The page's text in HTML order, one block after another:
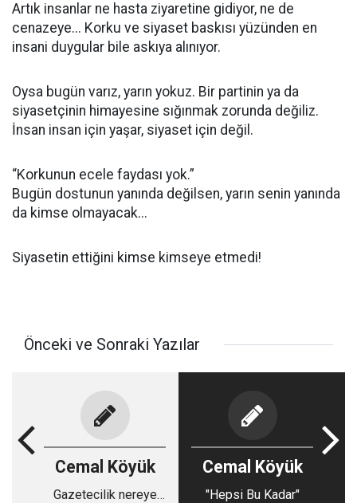
Artık insanlar ne hasta ziyaretine gidiyor, ne de
cenazeye... Korku ve siyaset baskısı yüzünden en
insani duygular bile askıya alınıyor.
Oysa bugün varız, yarın yokuz. Bir partinin ya da
siyasetçinin himayesine sığınmak zorunda değiliz.
İnsan insan için yaşar, siyaset için değil.
“Korkunun ecele faydası yok.”
Bugün dostunun yanında değilsen, yarın senin yanında
da kimse olmayacak...
Siyasetin ettiğini kimse kimseye etmedi!
Önceki ve Sonraki Yazılar
Cemal Köyük
Gazetecilik nereye
Cemal Köyük
"Hepsi Bu Kadar"